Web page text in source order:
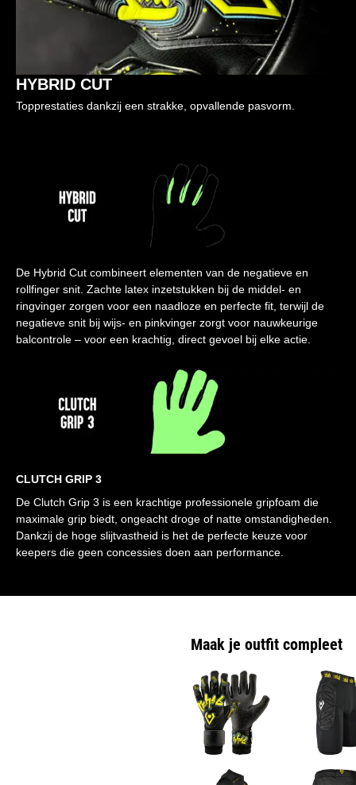
HYBRID CUT
Topprestaties dankzij een strakke, opvallende pasvorm.
De Hybrid Cut combineert elementen van de negatieve en
rollfinger snit. Zachte latex inzetstukken bij de middel- en
ringvinger zorgen voor een naadloze en perfecte fit, terwijl de
negatieve snit bij wijs- en pinkvinger zorgt voor nauwkeurige
balcontrole – voor een krachtig, direct gevoel bij elke actie.
CLUTCH GRIP 3
De Clutch Grip 3 is een krachtige professionele gripfoam die
maximale grip biedt, ongeacht droge of natte omstandigheden.
Dankzij de hoge slijtvastheid is het de perfecte keuze voor
keepers die geen concessies doen aan performance.
Maak je outfit compleet